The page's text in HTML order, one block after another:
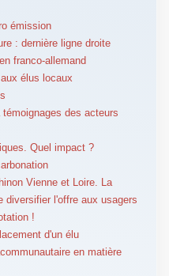
émission
: dernière ligne droite
franco-allemand
élus locaux
des acteurs
Quel impact ?
Vienne et Loire. La
diversifier l'offre aux usagers
!
d'un élu
en matière